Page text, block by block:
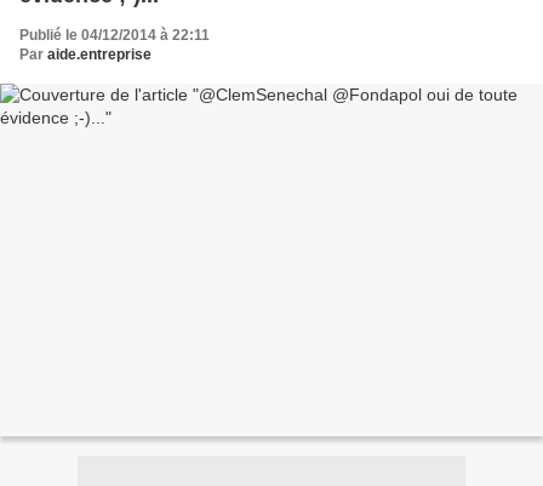
Publié le 04/12/2014 à 22:11
Par aide.entreprise